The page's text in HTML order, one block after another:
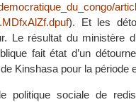
). Et les
Le résultat du ministère
fait état d’un
Kinshasa pour la période
politique sociale de